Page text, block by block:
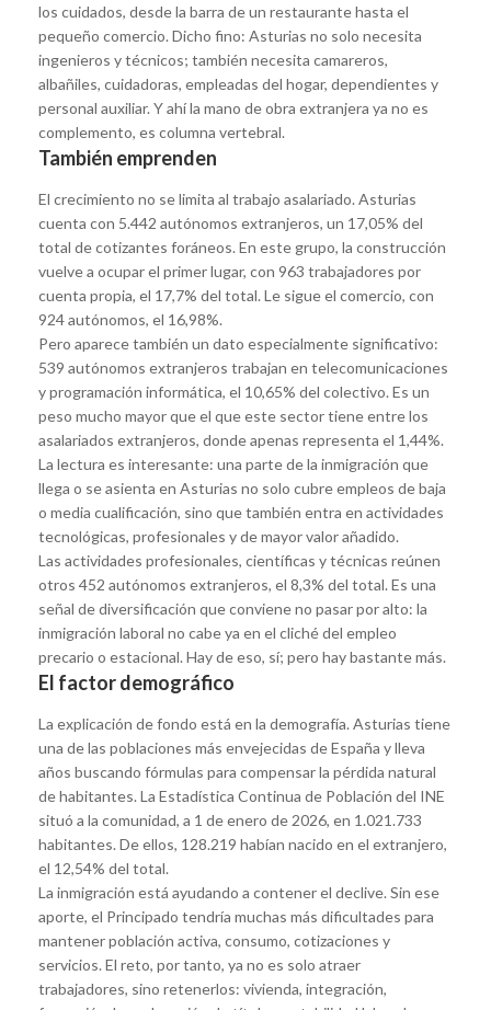
los cuidados, desde la barra de un restaurante hasta el
pequeño comercio. Dicho fino: Asturias no solo necesita
ingenieros y técnicos; también necesita camareros,
albañiles, cuidadoras, empleadas del hogar, dependientes y
personal auxiliar. Y ahí la mano de obra extranjera ya no es
complemento, es columna vertebral.
También emprenden
El crecimiento no se limita al trabajo asalariado. Asturias
cuenta con 5.442 autónomos extranjeros, un 17,05% del
total de cotizantes foráneos. En este grupo, la construcción
vuelve a ocupar el primer lugar, con 963 trabajadores por
cuenta propia, el 17,7% del total. Le sigue el comercio, con
924 autónomos, el 16,98%.
Pero aparece también un dato especialmente significativo:
539 autónomos extranjeros trabajan en telecomunicaciones
y programación informática, el 10,65% del colectivo. Es un
peso mucho mayor que el que este sector tiene entre los
asalariados extranjeros, donde apenas representa el 1,44%.
La lectura es interesante: una parte de la inmigración que
llega o se asienta en Asturias no solo cubre empleos de baja
o media cualificación, sino que también entra en actividades
tecnológicas, profesionales y de mayor valor añadido.
Las actividades profesionales, científicas y técnicas reúnen
otros 452 autónomos extranjeros, el 8,3% del total. Es una
señal de diversificación que conviene no pasar por alto: la
inmigración laboral no cabe ya en el cliché del empleo
precario o estacional. Hay de eso, sí; pero hay bastante más.
El factor demográfico
La explicación de fondo está en la demografía. Asturias tiene
una de las poblaciones más envejecidas de España y lleva
años buscando fórmulas para compensar la pérdida natural
de habitantes. La Estadística Continua de Población del INE
situó a la comunidad, a 1 de enero de 2026, en 1.021.733
habitantes. De ellos, 128.219 habían nacido en el extranjero,
el 12,54% del total.
La inmigración está ayudando a contener el declive. Sin ese
aporte, el Principado tendría muchas más dificultades para
mantener población activa, consumo, cotizaciones y
servicios. El reto, por tanto, ya no es solo atraer
trabajadores, sino retenerlos: vivienda, integración,